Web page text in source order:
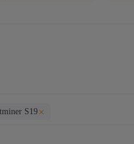
S19×